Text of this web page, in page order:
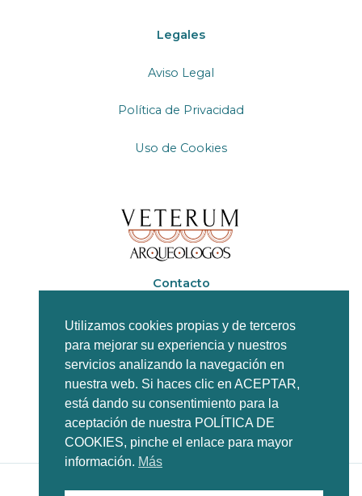
Legales
Aviso Legal
Política de Privacidad
Uso de Cookies
Contacto
+34 611 58 16 55
info@veterumarqueologos.com
Copyright © 2026 Veterum Arqueólogos | Veterum
Utilizamos cookies propias y de terceros
para mejorar su experiencia y nuestros
servicios analizando la navegación en
nuestra web. Si haces clic en ACEPTAR,
está dando su consentimiento para la
aceptación de nuestra POLÍTICA DE
COOKIES, pinche el enlace para mayor
información. Más